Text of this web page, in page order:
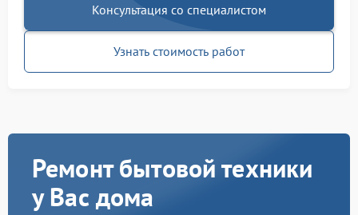
Консультация со специалистом
Узнать стоимость работ
Ремонт бытовой техники
у Вас дома